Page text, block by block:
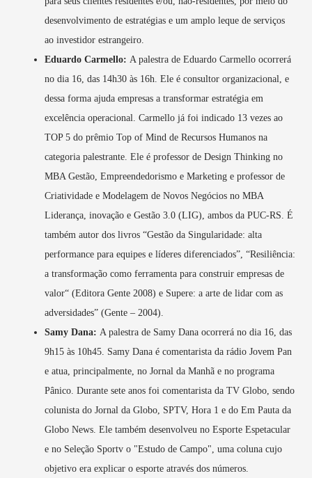
desenvolvimento de estratégias e um amplo leque de serviços
ao investidor estrangeiro.
Eduardo Carmello: A palestra de Eduardo Carmello ocorrerá
no dia 16, das 14h30 às 16h. Ele é consultor organizacional, e
dessa forma ajuda empresas a transformar estratégia em
excelência operacional. Carmello já foi indicado 13 vezes ao
TOP 5 do prêmio Top of Mind de Recursos Humanos na
categoria palestrante. Ele é professor de Design Thinking no
MBA Gestão, Empreendedorismo e Marketing e professor de
Criatividade e Modelagem de Novos Negócios no MBA
Liderança, inovação e Gestão 3.0 (LIG), ambos da PUC-RS. É
também autor dos livros “Gestão da Singularidade: alta
performance para equipes e líderes diferenciados”, “Resiliência:
a transformação como ferramenta para construir empresas de
valor“ (Editora Gente 2008) e Supere: a arte de lidar com as
adversidades” (Gente – 2004).
Samy Dana: A palestra de Samy Dana ocorrerá no dia 16, das
9h15 às 10h45. Samy Dana é comentarista da rádio Jovem Pan
e atua, principalmente, no Jornal da Manhã e no programa
Pânico. Durante sete anos foi comentarista da TV Globo, sendo
colunista do Jornal da Globo, SPTV, Hora 1 e do Em Pauta da
Globo News. Ele também desenvolveu no Esporte Espetacular
e no Seleção Sportv o "Estudo de Campo", uma coluna cujo
objetivo era explicar o esporte através dos números.